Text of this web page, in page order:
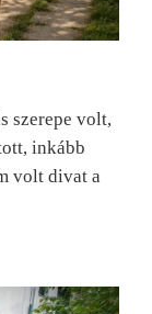
szerepe volt,
inkább
volt divat a